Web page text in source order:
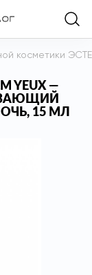
косметики
YEUX —
15 МЛ